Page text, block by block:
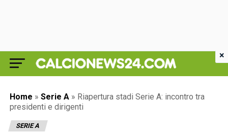
Home » Serie A » Riapertura stadi Serie A: incontro tra
presidenti e dirigenti
SERIE A
×